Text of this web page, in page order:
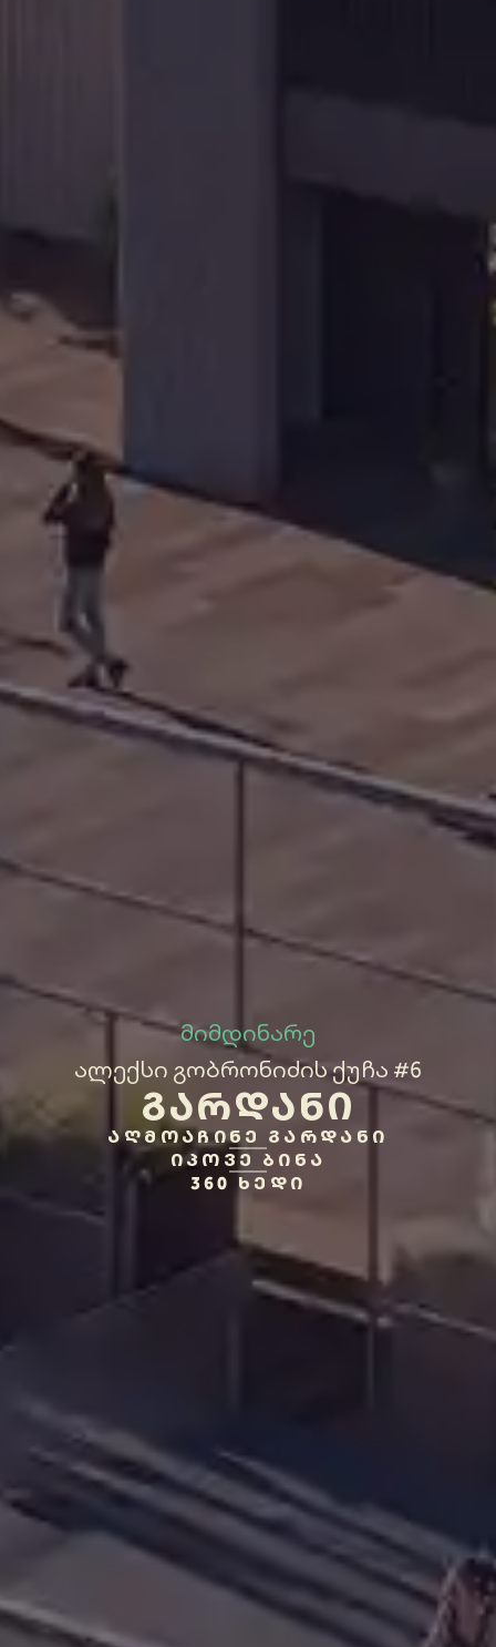
მიმდინარე
ალექსი გობრონიძის ქუჩა #6
ᲒᲐᲠᲓᲐᲜᲘ
ᲐᲦᲛᲝᲐᲩᲘᲜᲔ ᲒᲐᲠᲓᲐᲜᲘ
ᲘᲞᲝᲕᲔ ᲑᲘᲜᲐ
360 ᲮᲔᲓᲘ